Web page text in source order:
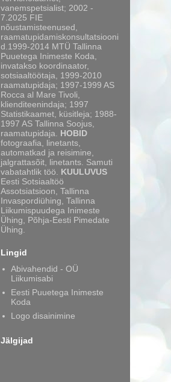
vanemspetsialist; 2002 -
7.2025 FIE
nõustamisteenused,
raamatupidamiskonsultatsiooni
d.1999-2014 MTÜ Tallinna
Puuetega Inimeste Koda,
invatakso koordinaator,
sotsiaaltöötaja, 1999-2010
raamatupidaja; 1997-1999 AS
Rocca al Mare Tivoli,
klienditeenindaja; 1997
Statistikaamet, küsitleja; 1988-
1997 AS Tallinna Soojus,
raamatupidaja. HOBID
fotograafia, linetants,
automatkad ja reisimine,
jalgrattasõit, linetants. Samuti
vabatahtlik töö. KUULUVUS
Eesti Sotsiaaltöö
Assotsiatsioon, Tallinna
Invaspordiühing, Tallinna
Liikumispuudega Inimeste
Ühing, Põhja-Eesti Pimedate
Ühing.
Lingid
Abivahendid - OÜ
Liikumisabi
Eesti Puuetega Inimeste
Koda
Logo disainimine
Jälgijad